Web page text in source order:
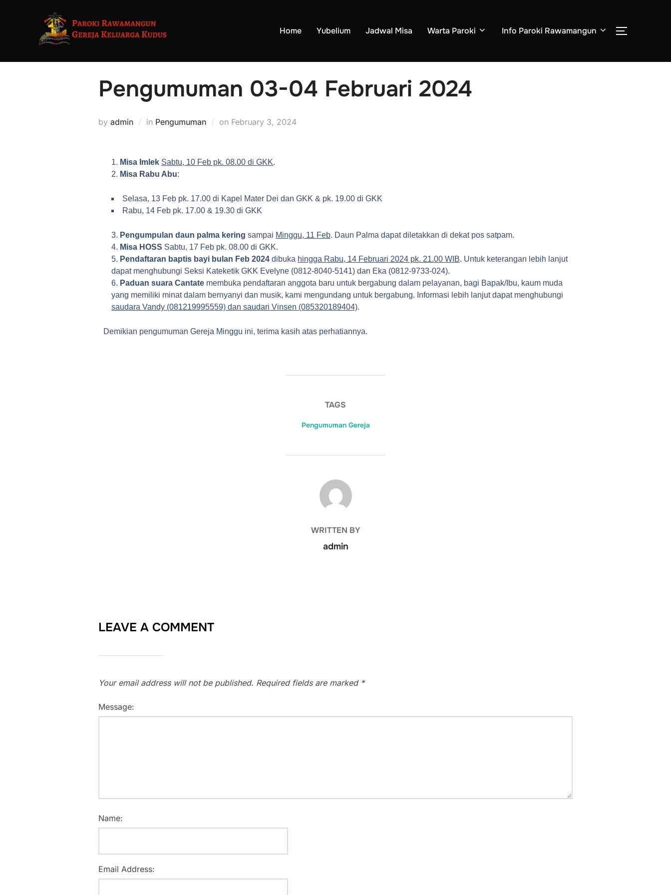
Home Yubelium Jadwal Misa Warta Paroki Info Paroki Rawamangun
Pengumuman 03-04 Februari 2024
by admin in Pengumuman on February 3, 2024
Misa Imlek Sabtu, 10 Feb pk. 08.00 di GKK.
Misa Rabu Abu:
Selasa, 13 Feb pk. 17.00 di Kapel Mater Dei dan GKK & pk. 19.00 di GKK
Rabu, 14 Feb pk. 17.00 & 19.30 di GKK
Pengumpulan daun palma kering sampai Minggu, 11 Feb. Daun Palma dapat diletakkan di dekat pos satpam.
Misa HOSS Sabtu, 17 Feb pk. 08.00 di GKK.
Pendaftaran baptis bayi bulan Feb 2024 dibuka hingga Rabu, 14 Februari 2024 pk. 21.00 WIB. Untuk keterangan lebih lanjut
dapat menghubungi Seksi Kateketik GKK Evelyne (0812-8040-5141) dan Eka (0812-9733-024).
Paduan suara Cantate membuka pendaftaran anggota baru untuk bergabung dalam pelayanan, bagi Bapak/Ibu, kaum muda
yang memiliki minat dalam bernyanyi dan musik, kami mengundang untuk bergabung. Informasi lebih lanjut dapat menghubungi
saudara Vandy (081219995559) dan saudari Vinsen (085320189404).
Demikian pengumuman Gereja Minggu ini, terima kasih atas perhatiannya.
TAGS
Pengumuman Gereja
POST AUTHOR
WRITTEN BY
admin
LEAVE A COMMENT
Your email address will not be published. Required fields are marked *
Message:
Name:
Email Address: